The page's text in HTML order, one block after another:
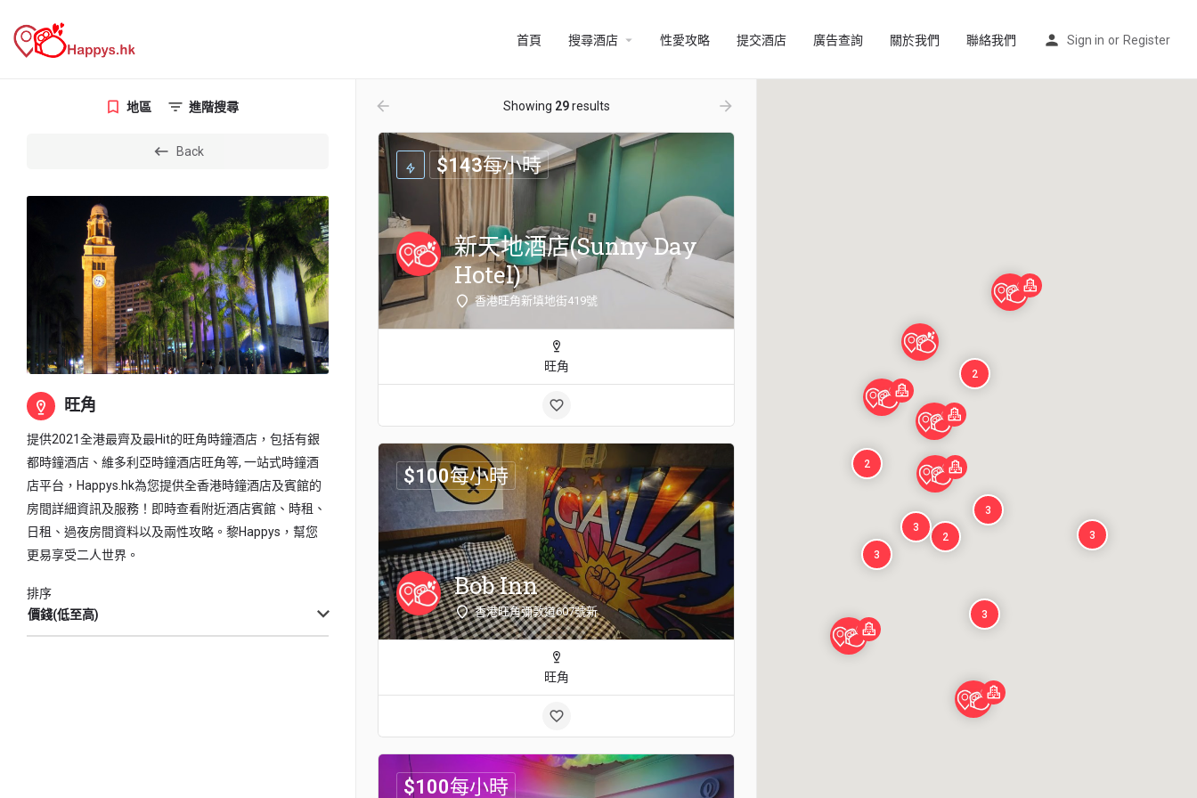
首頁 搜尋酒店 arrow_drop_down 性愛攻略 提交酒店 廣告查詢 關於我們 聯絡我們 Sign in or Register
地區 進階搜尋
Back
旺角
提供2021全港最齊及最Hit的旺角時鐘酒店，包括有銀
都時鐘酒店、維多利亞時鐘酒店旺角等, 一站式時鐘酒
店平台，Happys.hk為您提供全香港時鐘酒店及賓館的
房間詳細資訊及服務！即時查看附近酒店賓館、時租、
日租、過夜房間資料以及兩性攻略。黎Happys，幫您
更易享受二人世界。
價錢(低至高)
排序
arrow_backward Showing 29results arrow_forward
新天地酒店(Sunny Day
Hotel)
香港旺角新填地街419號
$143每小時
旺角
Bob Inn
香港旺角彌敦道607號新
$100每小時
旺角
$100每小時
2
2
3
3
3
3
3
2